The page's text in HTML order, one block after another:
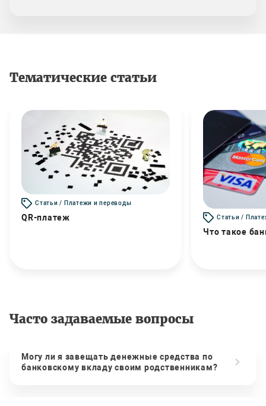
Тематические статьи
Статьи / Платежи и переводы
QR-платеж Статьи /
Что такое
Часто задаваемые вопросы
Могу ли я завещать денежные средства по
банковскому вкладу своим родственникам?